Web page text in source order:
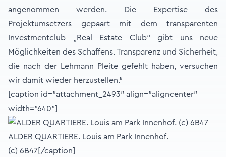
angenommen werden. Die Expertise des
Projektumsetzers gepaart mit dem transparenten
Investmentclub „Real Estate Club“ gibt uns neue
Möglichkeiten des Schaffens. Transparenz und Sicherheit,
die nach der Lehmann Pleite gefehlt haben, versuchen
wir damit wieder herzustellen.“
[caption id="attachment_2493" align="aligncenter"
width="640"]
ALDER QUARTIERE. Louis am Park Innenhof.
(c) 6B47[/caption]